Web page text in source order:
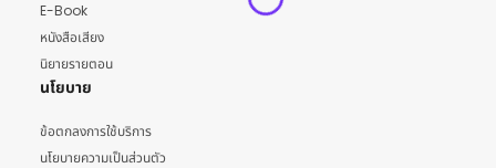
E-Book
หนังสือเสียง
นิยายรายตอน
นโยบาย
ข้อตกลงการใช้บริการ
นโยบายความเป็นส่วนตัว